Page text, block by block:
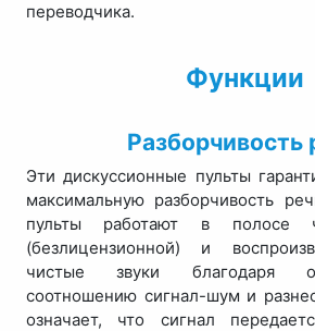
переводчика.
Функции
Разборчивость
Эти дискуссионные пульты
максимальную разборчивость
пульты работают в полосе
(безлицензионной) и
чистые звуки благодаря
соотношению сигнал-шум и
означает, что сигнал